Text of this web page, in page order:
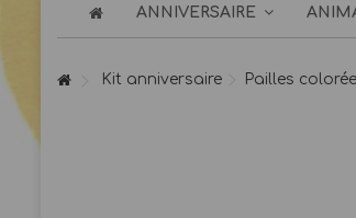
ANNIVERSAIRE
Kit anniversaire Pailles